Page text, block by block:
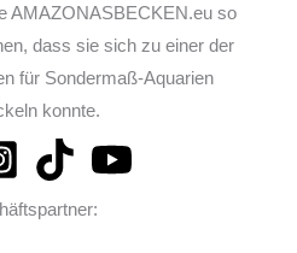
AMAZONASBECKEN.eu so
dass sie sich zu einer der
für Sondermaß-Aquarien
konnte.